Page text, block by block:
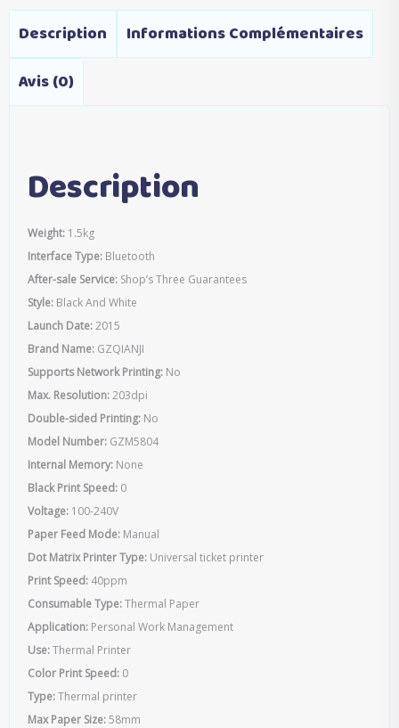
Description
Informations Complémentaires
Avis (0)
Description
Weight: 1.5kg
Interface Type: Bluetooth
After-sale Service: Shop’s Three Guarantees
Style: Black And White
Launch Date:2015
Brand Name: GZQIANJI
Supports Network Printing: No
Max. Resolution:203dpi
Double-sided Printing: No
Model Number: GZM5804
Internal Memory: None
Black Print Speed: 0
Voltage: 100-240V
Paper Feed Mode: Manual
Dot Matrix Printer Type: Universal ticket printer
Print Speed: 40ppm
Consumable Type:Thermal Paper
Application: Personal Work Management
Use:Thermal Printer
Color Print Speed: 0
Type:Thermal printer
Max Paper Size:58mm